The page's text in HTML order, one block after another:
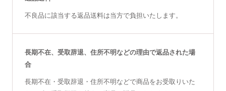
不良品に該当する返品送料は当方で負担いたします。
長期不在、受取辞退、住所不明などの理由で返品された場
合
長期不在・受取辞退・住所不明などで商品をお受取りいた